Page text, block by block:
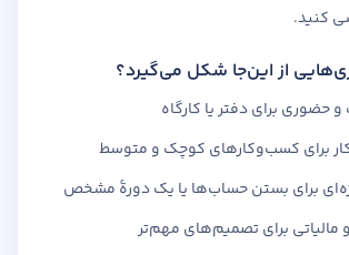
کنید.
از این‌جا شکل می‌گیرد؟
و حضوری برای دفتر یا کارگاه
برای کسب‌وکارهای کوچک و متوسط
برای بستن حساب‌ها یا یک دورهٔ مشخص
مالیاتی برای تصمیم‌های مهم‌تر